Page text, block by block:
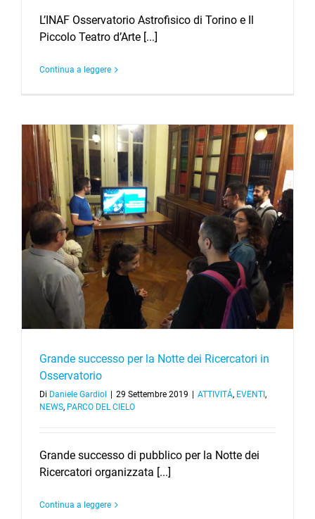
L’INAF Osservatorio Astrofisico di Torino e Il
Piccolo Teatro d’Arte [...]
Continua a leggere
Grande successo per la Notte dei Ricercatori in
Osservatorio
Di Daniele Gardiol | 29 Settembre 2019 | ATTIVITÁ, EVENTI,
NEWS, PARCO DEL CIELO
Grande successo di pubblico per la Notte dei
Ricercatori organizzata [...]
Continua a leggere